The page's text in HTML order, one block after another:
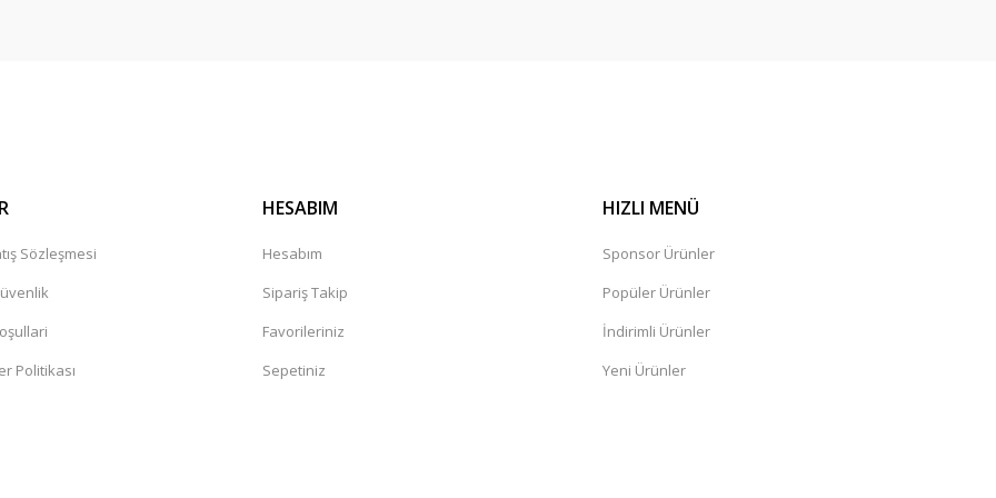
güvenilir bir mağaza
Yorumlara bakildiginda hep bi
şüphelerin artmasına neden
Sözleşmesi
Politikası
HESABIM
Hesabım
Sipariş Takip
Favorileriniz
Sepetiniz
HIZLI MENÜ
Sponsor Ürünler
Popüler Ürünler
İndirimli Ürünler
Yeni Ürünler